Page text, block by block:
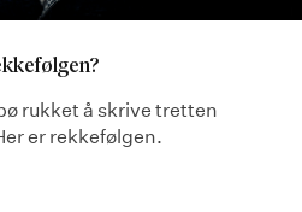
rukket å skrive tretten
er rekkefølgen.